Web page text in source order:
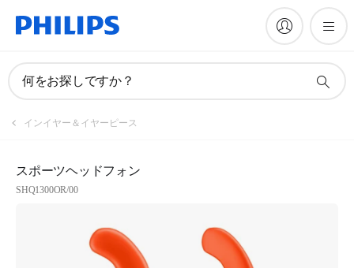
何をお探しですか？
インイヤー＆イヤーピース
スポーツヘッドフォン
SHQ1300OR/00